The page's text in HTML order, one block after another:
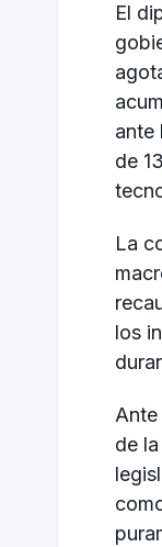
El
ante
de
La
los
de